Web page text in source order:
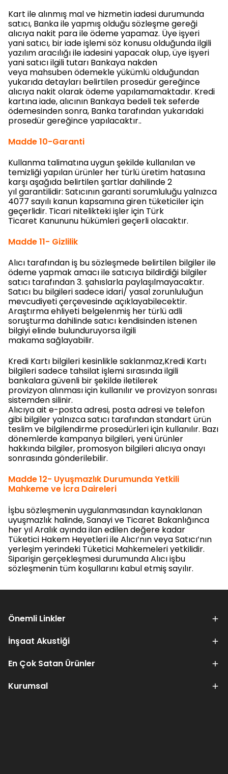
Kart ile alınmış mal ve hizmetin iadesi durumunda
satıcı, Banka ile yapmış olduğu sözleşme gereği
alıcıya nakit para ile ödeme yapamaz. Üye işyeri
yani satıcı, bir iade işlemi söz konusu olduğunda ilgili
yazılım aracılığı ile iadesini yapacak olup, üye işyeri
yani satıcı ilgili tutarı Bankaya nakden
veya mahsuben ödemekle yükümlü olduğundan
yukarıda detayları belirtilen prosedür gereğince
alıcıya nakit olarak ödeme yapılamamaktadır. Kredi
kartına iade, alıcının Bankaya bedeli tek seferde
ödemesinden sonra, Banka tarafından yukarıdaki
prosedür gereğince yapılacaktır..
Madde 10-Garanti
Kullanma talimatına uygun şekilde kullanılan ve
temizliği yapılan ürünler her türlü üretim hatasına
karşı aşağıda belirtilen şartlar dahilinde 2
yıl garantilidir: Satıcının garanti sorumluluğu yalnızca
4077 sayılı kanun kapsamına giren tüketiciler için
geçerlidir. Ticari nitelikteki işler için Türk
Ticaret Kanununu hükümleri geçerli olacaktır.
Madde 11- Gizlilik
Alıcı tarafından iş bu sözleşmede belirtilen bilgiler ile
ödeme yapmak amacı ile satıcıya bildirdiği bilgiler
satıcı tarafından 3. şahıslarla paylaşılmayacaktır.
Satıcı bu bilgileri sadece idari/ yasal zorunluluğun
mevcudiyeti çerçevesinde açıklayabilecektir.
Araştırma ehliyeti belgelenmiş her türlü adli
soruşturma dahilinde satıcı kendisinden istenen
bilgiyi elinde bulunduruyorsa ilgili
makama sağlayabilir.
Kredi Kartı bilgileri kesinlikle saklanmaz,Kredi Kartı
bilgileri sadece tahsilat işlemi sırasında ilgili
bankalara güvenli bir şekilde iletilerek
provizyon alınması için kullanılır ve provizyon sonrası
sistemden silinir.
Alıcıya ait e-posta adresi, posta adresi ve telefon
gibi bilgiler yalnızca satıcı tarafından standart ürün
teslim ve bilgilendirme prosedürleri için kullanılır. Bazı
dönemlerde kampanya bilgileri, yeni ürünler
hakkında bilgiler, promosyon bilgileri alıcıya onayı
sonrasında gönderilebilir.
Madde 12- Uyuşmazlık Durumunda Yetkili
Mahkeme ve İcra Daireleri
İşbu sözleşmenin uygulanmasından kaynaklanan
uyuşmazlık halinde, Sanayi ve Ticaret Bakanlığınca
her yıl Aralık ayında ilan edilen değere kadar
Tüketici Hakem Heyetleri ile Alıcı’nın veya Satıcı’nın
yerleşim yerindeki Tüketici Mahkemeleri yetkilidir.
Siparişin gerçekleşmesi durumunda Alıcı işbu
sözleşmenin tüm koşullarını kabul etmiş sayılır.
Önemli Linkler
İnşaat Akustiği
En Çok Satan Ürünler
Kurumsal